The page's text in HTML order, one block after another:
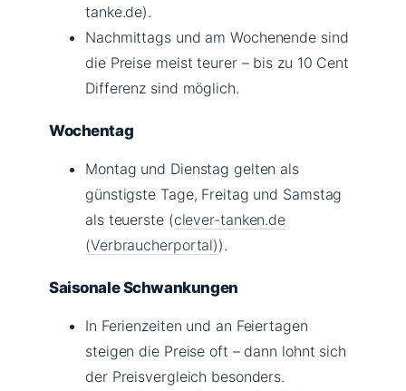
tanke.de).
Nachmittags und am Wochenende sind
die Preise meist teurer – bis zu 10 Cent
Differenz sind möglich.
Wochentag
Montag und Dienstag gelten als
günstigste Tage, Freitag und Samstag
als teuerste (clever-tanken.de
(Verbraucherportal)).
Saisonale Schwankungen
In Ferienzeiten und an Feiertagen
steigen die Preise oft – dann lohnt sich
der Preisvergleich besonders.